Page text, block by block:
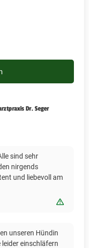
Dr. Seger
sind sehr
nirgends
und liebevoll am
unseren Hündin
einschläfern